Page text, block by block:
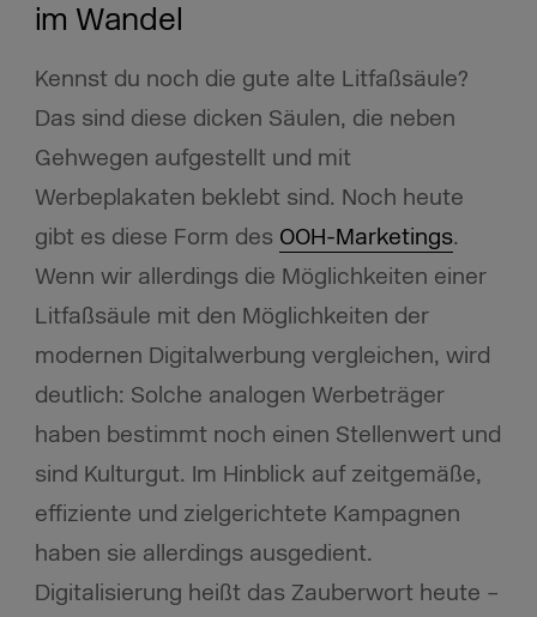
im Wandel
Kennst du noch die gute alte Litfaßsäule?
Das sind diese dicken Säulen, die neben
Gehwegen aufgestellt und mit
Werbeplakaten beklebt sind. Noch heute
gibt es diese Form des OOH-Marketings.
Wenn wir allerdings die Möglichkeiten einer
Litfaßsäule mit den Möglichkeiten der
modernen Digitalwerbung vergleichen, wird
deutlich: Solche analogen Werbeträger
haben bestimmt noch einen Stellenwert und
sind Kulturgut. Im Hinblick auf zeitgemäße,
effiziente und zielgerichtete Kampagnen
haben sie allerdings ausgedient.
Digitalisierung heißt das Zauberwort heute –